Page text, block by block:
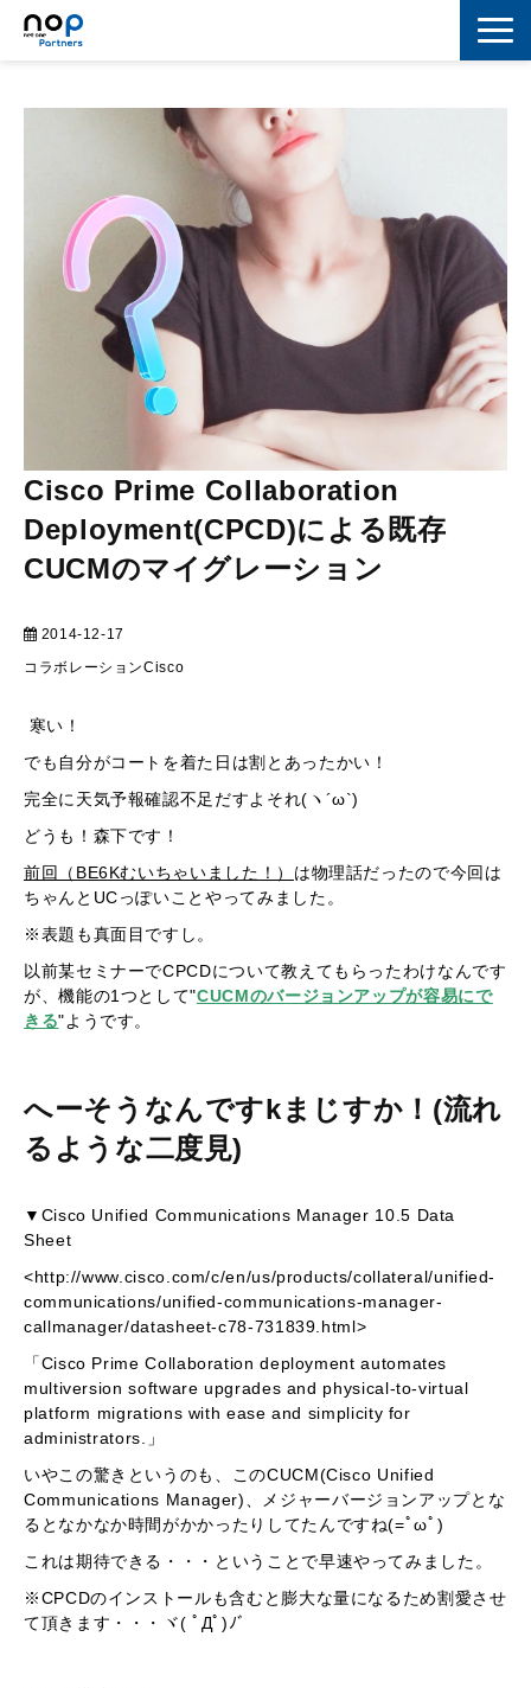
マーケティング
セキュリティ
IoT
コラボレーション
IT用語解説
Cisco Prime Collaboration
Deployment(CPCD)による既存
CUCMのマイグレーション
2014-12-17
コラボレーションCisco
寒い！
でも自分がコートを着た日は割とあったかい！
完全に天気予報確認不足だすよそれ(ヽ´ω`)
どうも！森下です！
前回（BE6Kむいちゃいました！） は物理話だったので今回は
ちゃんとUCっぽいことやってみました。
※表題も真面目ですし。
以前某セミナーでCPCDについて教えてもらったわけなんです
が、機能の1つとして"CUCMのバージョンアップが容易にで
きる"ようです。
へーそうなんですkまじすか！(流れ
るような二度見)
▼Cisco Unified Communications Manager 10.5 Data
Sheet
<http://www.cisco.com/c/en/us/products/collateral/unified-
communications/unified-communications-manager-
callmanager/datasheet-c78-731839.html>
「Cisco Prime Collaboration deployment automates
multiversion software upgrades and physical-to-virtual
platform migrations with ease and simplicity for
administrators.」
いやこの驚きというのも、このCUCM(Cisco Unified
Communications Manager)、メジャーバージョンアップとな
るとなかなか時間がかかったりしてたんですね(=ﾟωﾟ)
これは期待できる・・・ということで早速やってみました。
※CPCDのインストールも含むと膨大な量になるため割愛させ
て頂きます・・・ヾ( ﾟДﾟ)ﾉ゛